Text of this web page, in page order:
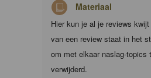
Materiaal
Hier kun je al je reviews
van een review staat in het
om met elkaar naslag-topics
verwijderd.